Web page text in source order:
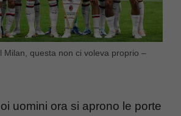
Milan, questa non ci voleva proprio –
uomini ora si aprono le porte